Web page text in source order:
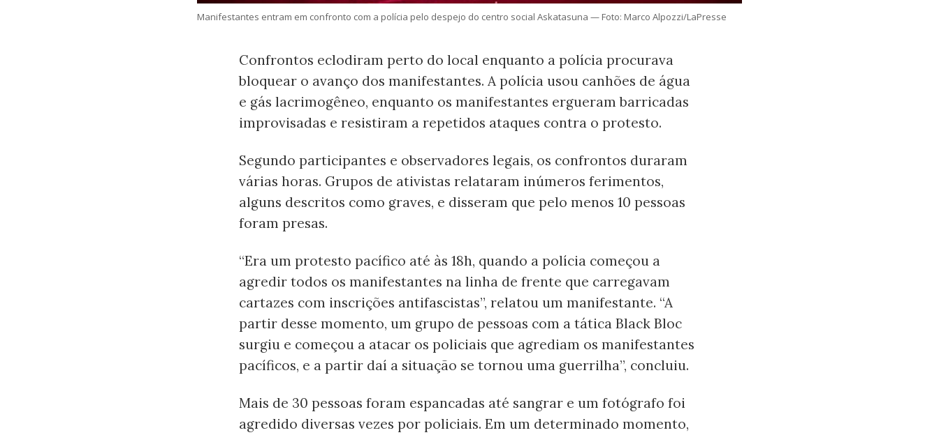
Manifestantes entram em confronto com a polícia pelo despejo do centro social Askatasuna — Foto: Marco Alpozzi/LaPresse
Confrontos eclodiram perto do local enquanto a polícia procurava
bloquear o avanço dos manifestantes. A polícia usou canhões de água
e gás lacrimogêneo, enquanto os manifestantes ergueram barricadas
improvisadas e resistiram a repetidos ataques contra o protesto.
Segundo participantes e observadores legais, os confrontos duraram
várias horas. Grupos de ativistas relataram inúmeros ferimentos,
alguns descritos como graves, e disseram que pelo menos 10 pessoas
foram presas.
“Era um protesto pacífico até às 18h, quando a polícia começou a
agredir todos os manifestantes na linha de frente que carregavam
cartazes com inscrições antifascistas”, relatou um manifestante. “A
partir desse momento, um grupo de pessoas com a tática Black Bloc
surgiu e começou a atacar os policiais que agrediam os manifestantes
pacíficos, e a partir daí a situação se tornou uma guerrilha”, concluiu.
Mais de 30 pessoas foram espancadas até sangrar e um fotógrafo foi
agredido diversas vezes por policiais. Em um determinado momento,